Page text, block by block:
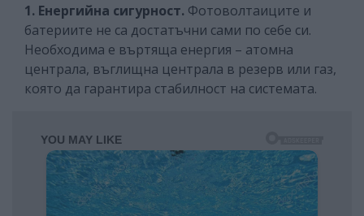
1. Енергийна сигурност. Фотоволтаиците и
батериите не са достатъчни сами по себе си.
Необходима е въртяща енергия – атомна
централа, въглищна централа в резерв или газ,
която да гарантира стабилност на системата.